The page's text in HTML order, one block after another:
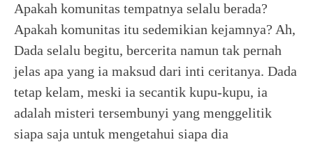
Apakah komunitas tempatnya selalu berada?
Apakah komunitas itu sedemikian kejamnya? Ah,
Dada selalu begitu, bercerita namun tak pernah
jelas apa yang ia maksud dari inti ceritanya. Dada
tetap kelam, meski ia secantik kupu-kupu, ia
adalah misteri tersembunyi yang menggelitik
siapa saja untuk mengetahui siapa dia